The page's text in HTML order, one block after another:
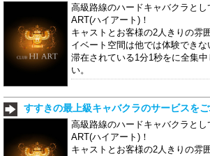
高級路線のハードキャバクラとし
ART(ハイアート)！
キャストとお客様の2人きりの雰
イベート空間は他では体験できな
滞在されている1分1秒をに全集
い。
すすきの最上級キャバクラのサービスをご
高級路線のハードキャバクラとし
ART(ハイアート)！
キャストとお客様の2人きりの雰